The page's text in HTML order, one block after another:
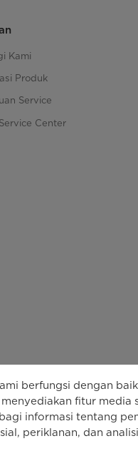
Kami
Produk
Service
Center
Hak cipta 2026 Copyright
Pribadi
Syarat
berfungsi dengan
fitur media
informasi tentang
periklanan, dan